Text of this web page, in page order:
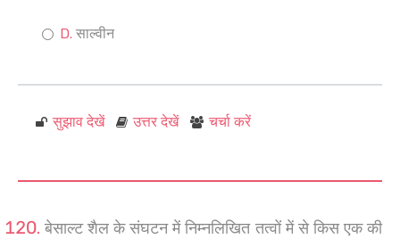
साल्वीन
सुझाव देखें उत्तर देखें चर्चा करें
बेसाल्ट शैल के संघटन में निम्नलिखित तत्वों में से किस एक की